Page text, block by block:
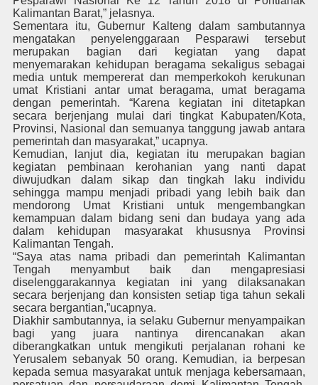
Kalimantan Barat,” jelasnya.
Sementara itu, Gubernur Kalteng dalam sambutannya
mengatakan penyelenggaraan Pesparawi tersebut
merupakan bagian dari kegiatan yang dapat
menyemarakan kehidupan beragama sekaligus sebagai
media untuk mempererat dan memperkokoh kerukunan
umat Kristiani antar umat beragama, umat beragama
dengan pemerintah. “Karena kegiatan ini ditetapkan
secara berjenjang mulai dari tingkat Kabupaten/Kota,
Provinsi, Nasional dan semuanya tanggung jawab antara
pemerintah dan masyarakat,” ucapnya.
Kemudian, lanjut dia, kegiatan itu merupakan bagian
kegiatan pembinaan kerohanian yang nanti dapat
diwujudkan dalam sikap dan tingkah laku individu
sehingga mampu menjadi pribadi yang lebih baik dan
mendorong Umat Kristiani untuk mengembangkan
kemampuan dalam bidang seni dan budaya yang ada
dalam kehidupan masyarakat khususnya Provinsi
Kalimantan Tengah.
“Saya atas nama pribadi dan pemerintah Kalimantan
Tengah menyambut baik dan mengapresiasi
diselenggarakannya kegiatan ini yang dilaksanakan
secara berjenjang dan konsisten setiap tiga tahun sekali
secara bergantian,”ucapnya.
Diakhir sambutannya, ia selaku Gubernur menyampaikan
bagi yang juara nantinya direncanakan akan
diberangkatkan untuk mengikuti perjalanan rohani ke
Yerusalem sebanyak 50 orang. Kemudian, ia berpesan
kepada semua masyarakat untuk menjaga kebersamaan,